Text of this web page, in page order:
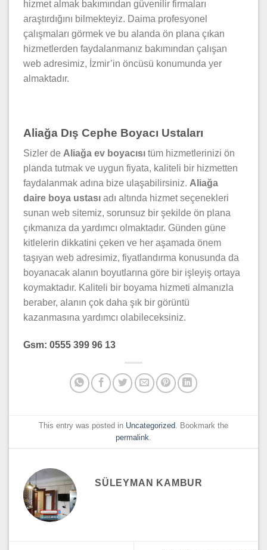
hizmet almak bakımından güvenilir firmaları
araştırdığını bilmekteyiz. Daima profesyonel
çalışmaları görmek ve bu alanda ön plana çıkan
hizmetlerden faydalanmanız bakımından çalışan
web adresimiz, İzmir’in öncüsü konumunda yer
almaktadır.
Aliağa Dış Cephe Boyacı Ustaları
Sizler de Aliağa ev boyacısı tüm hizmetlerinizi ön
planda tutmak ve uygun fiyata, kaliteli bir hizmetten
faydalanmak adına bize ulaşabilirsiniz. Aliağa
daire boya ustası adı altında hizmet seçenekleri
sunan web sitemiz, sorunsuz bir şekilde ön plana
çıkmanıza da yardımcı olmaktadır. Günden güne
kitlelerin dikkatini çeken ve her aşamada önem
taşıyan web adresimiz, fiyatlandırma konusunda da
boyanacak alanın boyutlarına göre bir işleyiş ortaya
koymaktadır. Kaliteli bir boyama hizmeti almanızla
beraber, alanın çok daha şık bir görüntü
kazanmasına yardımcı olabileceksiniz.
Gsm: 0555 399 96 13
This entry was posted in Uncategorized . Bookmark the
permalink
SÜLEYMAN KAMBUR